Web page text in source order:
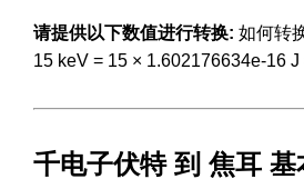
请提供以下数值进行转换: 如何转
15 keV = 15 × 1.602176634e-16
千电子伏特 到 焦耳 基